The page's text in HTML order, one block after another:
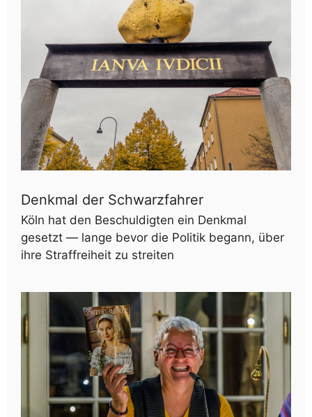
Denkmal der Schwarzfahrer
Köln hat den Beschuldigten ein Denkmal
gesetzt — lange bevor die Politik begann, über
ihre Straffreiheit zu streiten